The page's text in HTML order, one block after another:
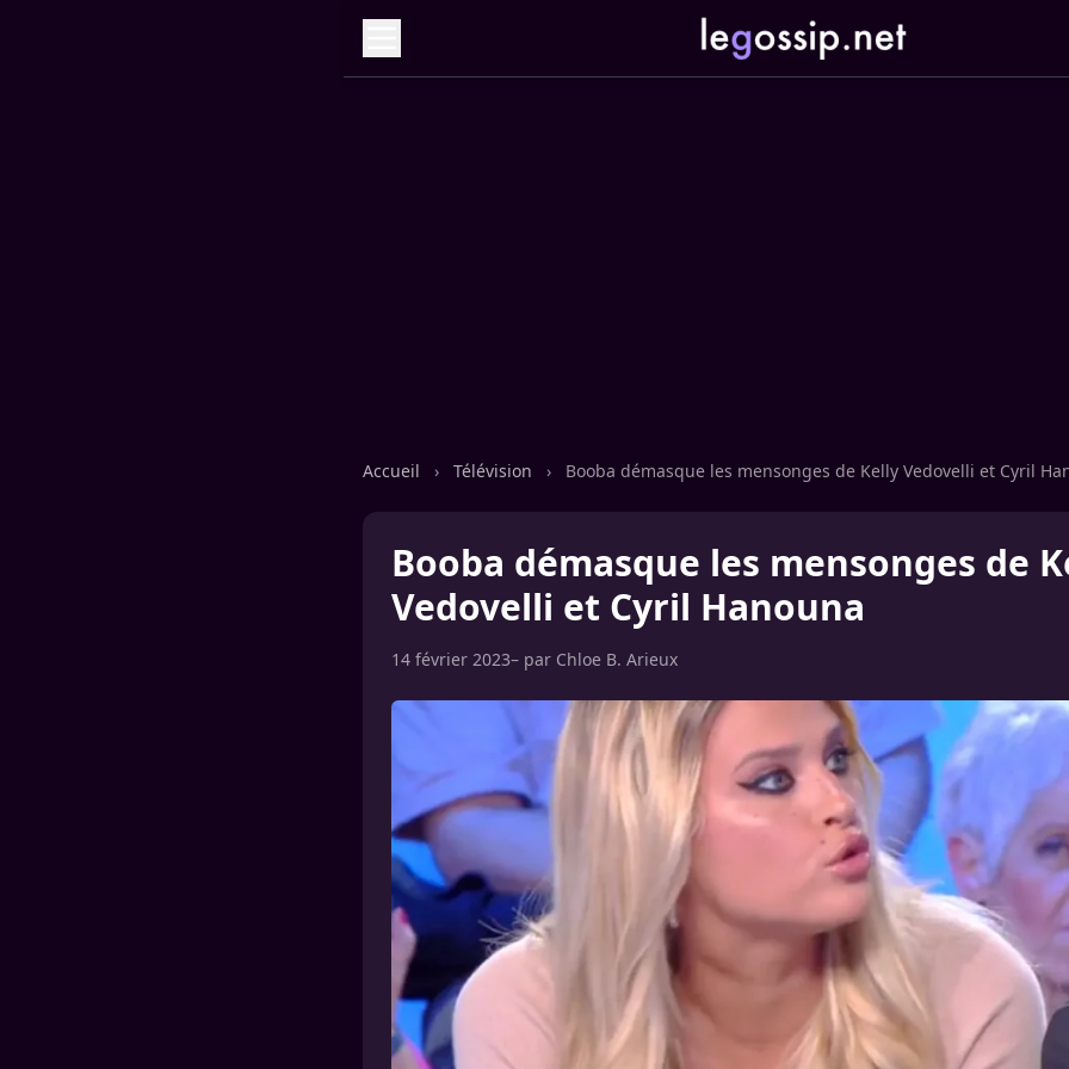
Accueil › Télévision › Booba démasque les mensonges de Kelly Vedovelli et Cyril
Booba démasque les mensonges de
Vedovelli et Cyril Hanouna
14 février 2023– par Chloe B. Arieux